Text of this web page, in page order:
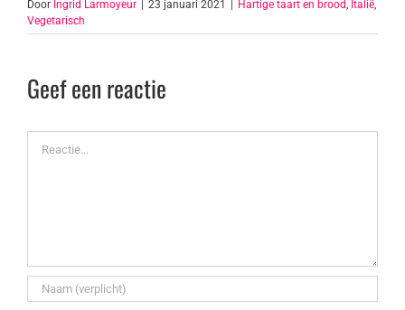
Door Ingrid Larmoyeur | 23 januari 2021 | Hartige taart en brood Italië
Vegetarisch
Geef een reactie